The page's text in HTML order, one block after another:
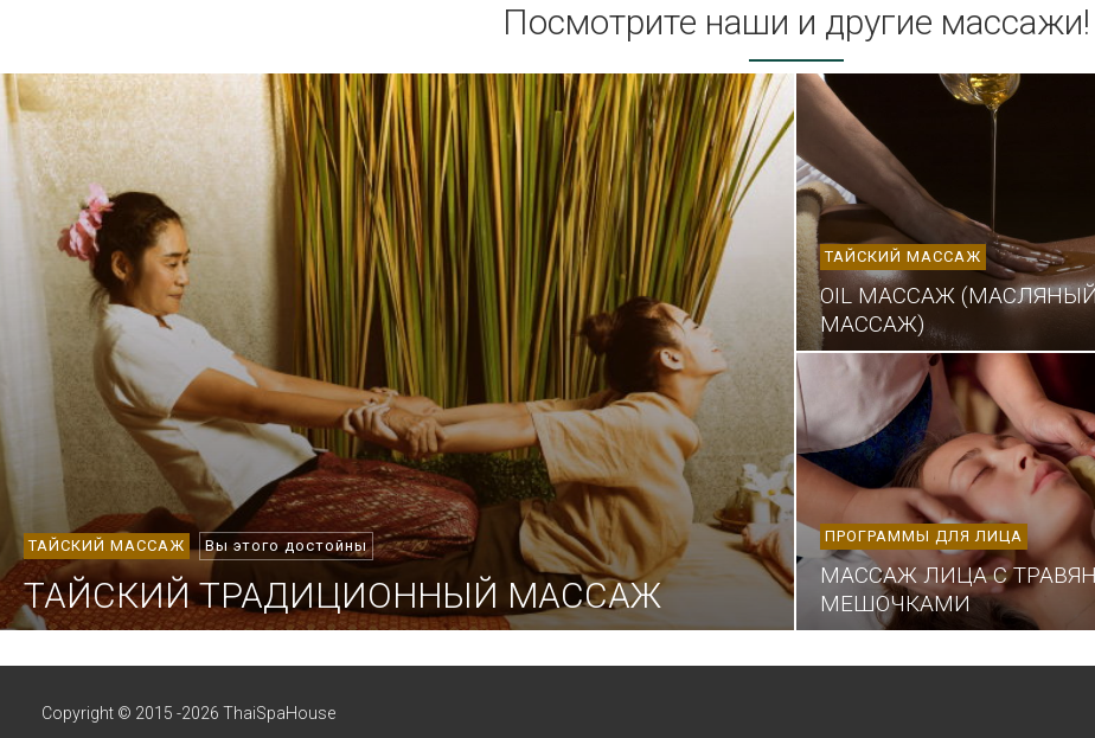
Посмотрите наши и другие массажи!
ТАЙСКИЙ МАССАЖ Вы этого достойны
ТАЙСКИЙ ТРАДИЦИОННЫЙ МАССАЖ
ТАЙСКИЙ МАССАЖ
OIL МАССАЖ
МАССАЖ)
ПРОГРАММЫ ДЛЯ ЛИЦА
МАССАЖ ЛИЦА С
МЕШОЧКАМИ
Copyright © 2015 -2026 ThaiSpaHouse